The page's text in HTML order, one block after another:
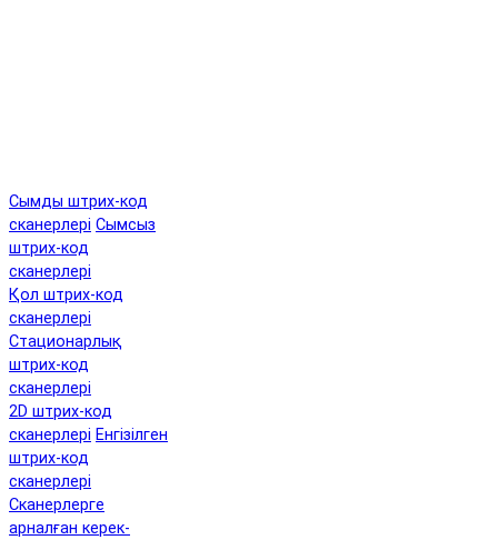
Сымды штрих-код
сканерлері Сымсыз
штрих-код
сканерлері
Қол штрих-код
сканерлері
Стационарлық
штрих-код
сканерлері
2D штрих-код
сканерлері Енгізілген
штрих-код
сканерлері
Сканерлерге
арналған керек-